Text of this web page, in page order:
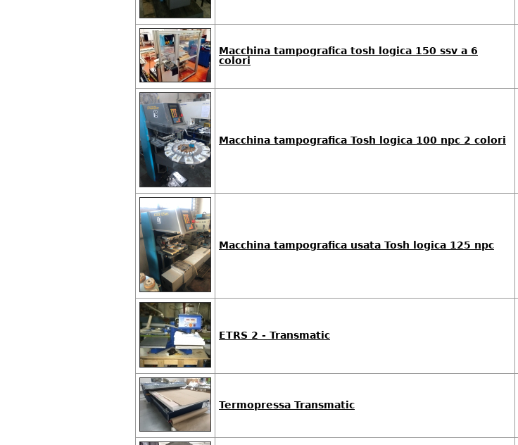
Macchina tampografica tosh logica 150 ssv a 6
colori
Macchina tampografica Tosh logica 100 npc 2 colori
Macchina tampografica usata Tosh logica 125 npc
ETRS 2 - Transmatic
Termopressa Transmatic